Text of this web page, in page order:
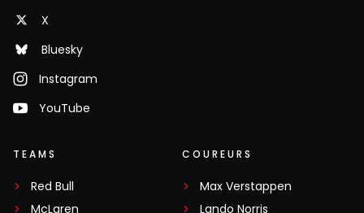
X
Bluesky
Instagram
YouTube
TEAMS
Red Bull
McLaren
COUREURS
Max Verstappen
Lando Norris